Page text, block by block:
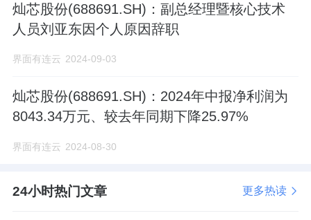
灿芯股份(688691.SH)：副总经理暨核心技术
人员刘亚东因个人原因辞职
界面有连云 2024-09-03
灿芯股份(688691.SH)：2024年中报净利润为
8043.34万元、较去年同期下降25.97%
界面有连云 2024-08-30
24小时热门文章 更多热读